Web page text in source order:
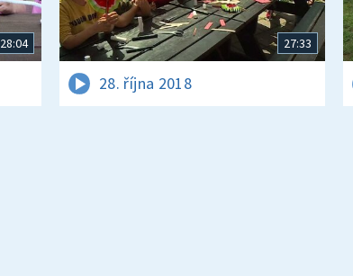
28:04 27:33
28. října 2018